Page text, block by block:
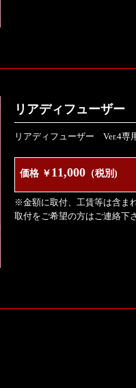
リアディフューザー
リアディフューザー Ver.4専
価格 ￥ 11,000 （税別)
※金額に取付、工賃等は含ま
取付をご希望の方はご連絡下